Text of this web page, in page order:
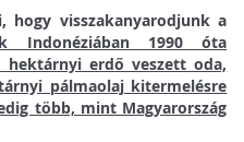
visszakanyarodjunk a
Indonéziában 1990 óta
erdő veszett oda,
pálmaolaj kitermelésre
több, mint Magyarország